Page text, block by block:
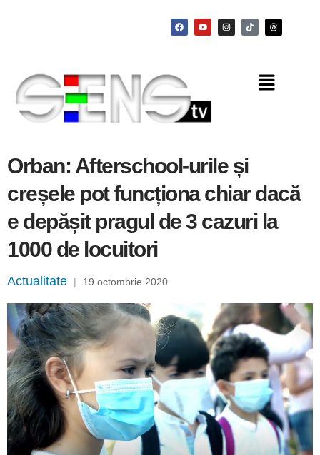
Orban: Afterschool-urile și
creșele pot funcționa chiar dacă
e depășit pragul de 3 cazuri la
1000 de locuitori
Actualitate | 19 octombrie 2020